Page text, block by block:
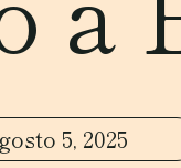
5, 2025